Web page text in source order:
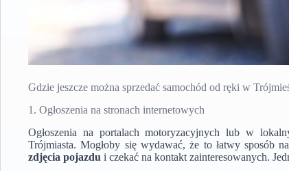
Gdzie jeszcze można sprzedać samochód od ręki w
1. Ogłoszenia na stronach internetowych
Ogłoszenia na portalach motoryzacyjnych lub w
Trójmiasta. Mogłoby się wydawać, że to łatwy sposób
zdjęcia pojazdu i czekać na kontakt zainteresowanych.